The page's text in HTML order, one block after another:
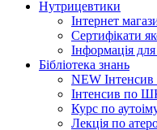
Нутрицевт​ики
Інтернет
Сертифікати
Інформація для
Бібліотека знань
NEW Інтенсив
Інтенсив по
Курс по
Лекція по